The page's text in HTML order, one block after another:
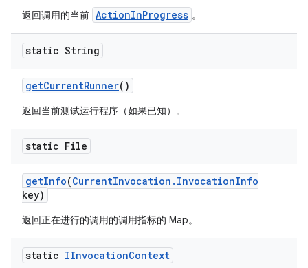
返回调用的当前 ActionInProgress 。
static String
getCurrentRunner()
返回当前测试运行程序（如果已知）。
static File
getInfo(CurrentInvocation . InvocationInfo
key)
返回正在进行的调用的调用指标的 Map。
static IInvocationContext